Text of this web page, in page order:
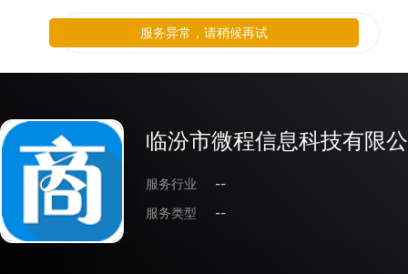
临汾市微程信息科技有限
服务行业
--
服务类型
--
服务异常，请稍候再试